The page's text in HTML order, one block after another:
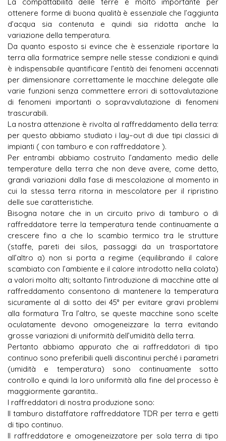
ottenere forme di buona qualità è essenziale che l’aggiunta
d’acqua sia contenuta e quindi sia ridotta anche la
variazione della temperatura.
Da quanto esposto si evince che è essenziale riportare la
terra alla formatrice sempre nelle stesse condizioni e quindi
è indispensabile quantificare l’entità dei fenomeni accennati
per dimensionare correttamente le macchine delegate alle
varie funzioni senza commettere errori di sottovalutazione
di fenomeni importanti o sopravvalutazione di fenomeni
trascurabili.
La nostra attenzione è rivolta al raffreddamento della terra:
per questo abbiamo studiato i lay–out di due tipi classici di
impianti ( con tamburo e con raffreddatore ).
Per entrambi abbiamo costruito l’andamento medio delle
temperature della terra che non deve avere, come detto,
grandi variazioni dalla fase di mescolazione al momento in
cui la stessa terra ritorna in mescolatore per il ripristino
delle sue caratteristiche.
Bisogna notare che in un circuito privo di tamburo o di
raffreddatore terre la temperatura tende continuamente a
crescere fino a che lo scambio termico tra le strutture
(staffe, pareti dei silos, passaggi da un trasportatore
all’altro a) non si porta a regime (equilibrando il calore
scambiato con l’ambiente e il calore introdotto nella colata)
a valori molto alti; soltanto l’introduzione di macchine atte al
raffreddamento consentono di mantenere la temperatura
sicuramente al di sotto dei 45° per evitare gravi problemi
alla formatura Tra l’altro, se queste macchine sono scelte
oculatamente devono omogeneizzare la terra evitando
grosse variazioni di uniformità dell’umidità della terra.
Pertanto abbiamo appurato che ai raffreddatori di tipo
continuo sono preferibili quelli discontinui perché i parametri
(umidità e temperatura) sono continuamente sotto
controllo e quindi la loro uniformità alla fine del processo è
maggiormente garantita..
I raffreddatori di nostra produzione sono:
Il tamburo distaffatore raffreddatore TDR per terra e getti
di tipo continuo.
Il raffreddatore e omogeneizzatore per sola terra di tipo